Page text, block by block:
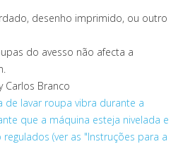
desenho imprimido, ou outro
do avesso não afecta a
Carlos Branco
de lavar roupa vibra durante a
que a máquina esteja nivelada e
(ver as "Instruções para a